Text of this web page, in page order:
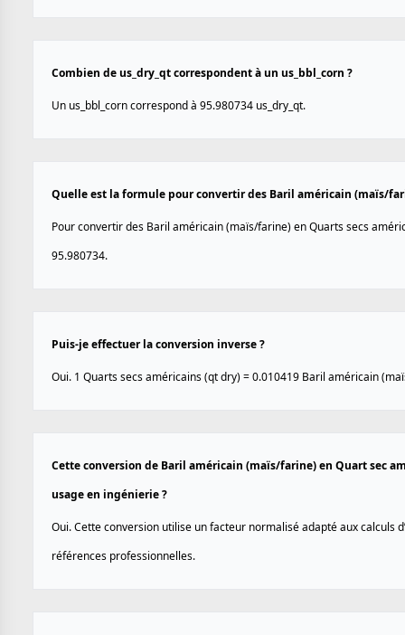
Combien de us_dry_qt correspondent à un us_bbl_corn ?
Un us_bbl_corn correspond à 95.980734 us_dry_qt.
Quelle est la formule pour convertir des Baril américain (maïs/
Pour convertir des Baril américain (maïs/farine) en Quarts secs
95.980734.
Puis-je effectuer la conversion inverse ?
Oui. 1 Quarts secs américains (qt dry) = 0.010419 Baril américain
Cette conversion de Baril américain (maïs/farine) en Quart sec
usage en ingénierie ?
Oui. Cette conversion utilise un facteur normalisé adapté aux calculs
références professionnelles.